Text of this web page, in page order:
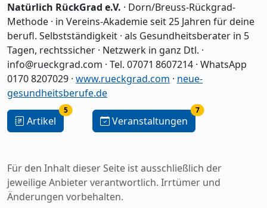
Natürlich RückGrad e.V. · Dorn/Breuss-Rückgrad-
Methode · in Vereins-Akademie seit 25 Jahren für deine
berufl. Selbstständigkeit · als Gesundheitsberater in 5
Tagen, rechtssicher · Netzwerk in ganz Dtl. ·
info@rueckgrad.com · Tel. 07071 8607214 · WhatsApp
0170 8207029 · www.rueckgrad.com · neue-
gesundheitsberufe.de
Artikel
5
Veranstaltungen
7
Für den Inhalt dieser Seite ist ausschließlich der
jeweilige Anbieter verantwortlich. Irrtümer und
Änderungen vorbehalten.